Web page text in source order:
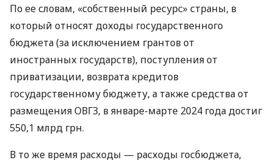
По ее словам, «собственный ресурс» страны, в
который относят доходы государственного
бюджета (за исключением грантов от
иностранных государств), поступления от
приватизации, возврата кредитов
государственному бюджету, а также средства от
размещения ОВГЗ, в январе-марте 2024 года достиг
550,1 млрд грн.
В то же время расходы — расходы госбюджета,